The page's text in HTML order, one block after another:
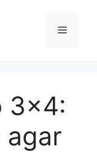
Menu
3×4:
agar